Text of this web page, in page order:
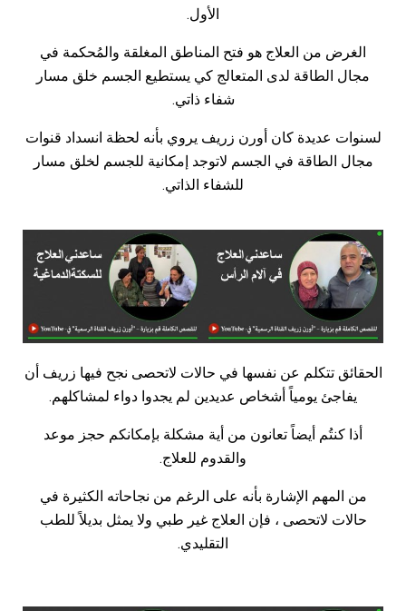
الأول.
الغرض من العلاج هو فتح المناطق المغلقة والمُحكمة في
مجال الطاقة لدى المتعالج كي يستطيع الجسم خلق مسار
شفاء ذاتي.
لسنوات عديدة كان أورن زريف يروي بأنه لحظة انسداد قنوات
مجال الطاقة في الجسم لاتوجد إمكانية للجسم لخلق مسار
للشفاء الذاتي.
الحقائق تتكلم عن نفسها في حالات لاتحصى نجح فيها زريف أن
يفاجئ يومياً أشخاص عديدين لم يجدوا دواء لمشاكلهم.
أذا كنتُم أيضاً تعانون من أية مشكلة بإمكانكم حجز موعد
والقدوم للعلاج.
من المهم الإشارة بأنه على الرغم من نجاحاته الكثيرة في
حالات لاتحصى ، فإن العلاج غير طبي ولا يمثل بديلاً للطب
التقليدي.